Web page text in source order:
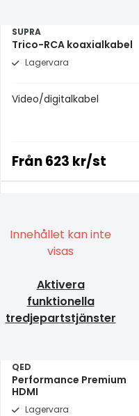
SUPRA
Trico-RCA koaxialkabel
Lagervara
Video/digitalkabel
Från623 kr/st
Innehållet kan inte
visas
Aktivera
funktionella
tredjepartstjänster
QED
Performance Premium
HDMI
Lagervara